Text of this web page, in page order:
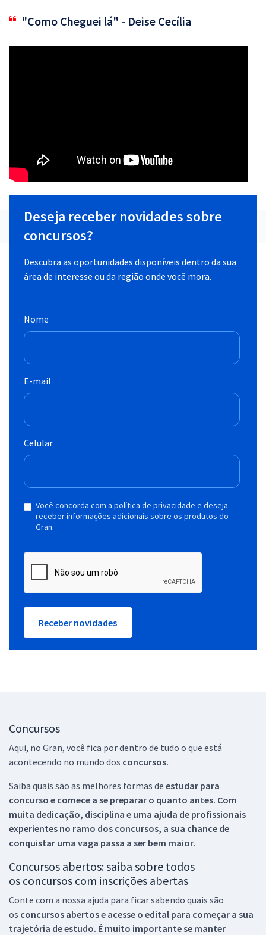
"Como Cheguei lá" - Deise Cecília
Deseja receber novidades sobre
concursos?
Descubra as oportunidades disponíveis dentro da sua
área de interesse ou da região onde você mora.
Nome
E-mail
Celular
Você concorda com a política de privacidade e deseja
receber informações adicionais sobre os produtos do
Gran.
Receber novidades
Concursos
Aqui, no Gran, você fica por dentro de tudo o que está
acontecendo no mundo dos concursos.
Saiba quais são as melhores formas de estudar para
concurso e comece a se preparar o quanto antes. Com
muita dedicação, disciplina e uma ajuda de profissionais
experientes no ramo dos concursos, a sua chance de
conquistar uma vaga passa a ser bem maior.
Concursos abertos: saiba sobre todos
os concursos com inscrições abertas
Conte com a nossa ajuda para ficar sabendo quais são
os concursos abertos e acesse o edital para começar a sua
trajetória de estudo. É muito importante se manter